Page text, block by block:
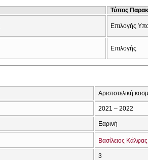
Τύπος
Επιλογής
Επιλογής
Αριστοτελική
2021 – 2022
Εαρινή
Βασίλειος Κάλφας
3